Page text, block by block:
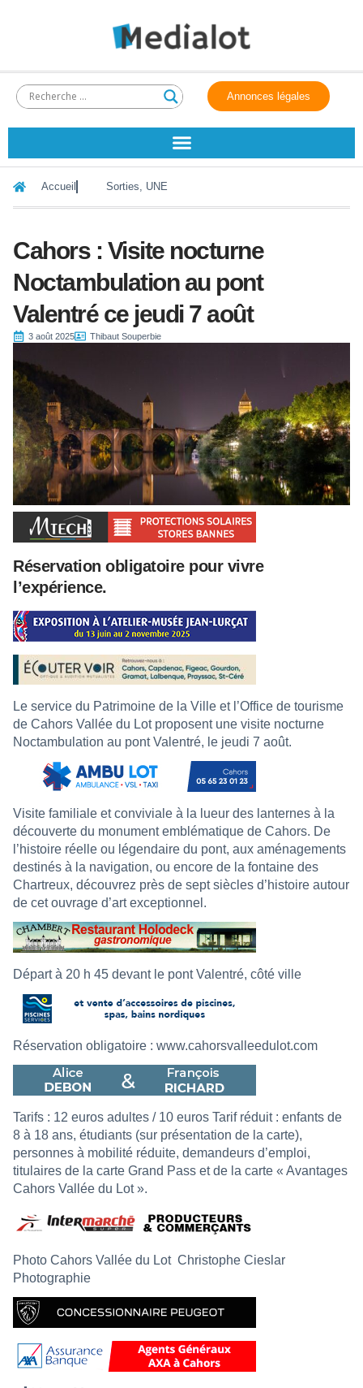
Annonces légales
Accueil Sorties, UNE
Cahors : Visite nocturne
Noctambulation au pont
Valentré ce jeudi 7 août
3 août 2025 Thibaut Souperbie
Réservation obligatoire pour vivre
l’expérience.
Le service du Patrimoine de la Ville et l’Office de tourisme
de Cahors Vallée du Lot proposent une visite nocturne
Noctambulation au pont Valentré, le jeudi 7 août.
Visite familiale et conviviale à la lueur des lanternes à la
découverte du monument emblématique de Cahors. De
l’histoire réelle ou légendaire du pont, aux aménagements
destinés à la navigation, ou encore de la fontaine des
Chartreux, découvrez près de sept siècles d’histoire autour
de cet ouvrage d’art exceptionnel.
Départ à 20 h 45 devant le pont Valentré, côté ville
Réservation obligatoire : www.cahorsvalleedulot.com
Tarifs : 12 euros adultes / 10 euros Tarif réduit : enfants de
8 à 18 ans, étudiants (sur présentation de la carte),
personnes à mobilité réduite, demandeurs d’emploi,
titulaires de la carte Grand Pass et de la carte « Avantages
Cahors Vallée du Lot ».
Photo Cahors Vallée du Lot Christophe Cieslar
Photographie